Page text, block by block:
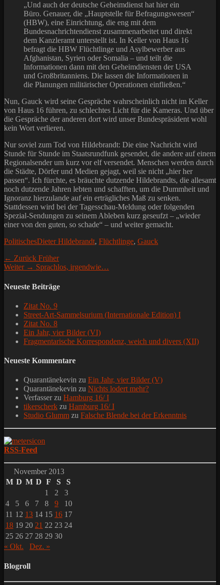
„Und auch der deutsche Geheimdienst hat hier ein
Büro. Genauer, die „Hauptstelle für Befragungswesen“
(HBW), eine Einrichtung, die eng mit dem
Bundesnachrichtendienst zusammenarbeitet und direkt
dem Kanzleramt unterstellt ist. In Keller von Haus 16
befragt die HBW Flüchtlinge und Asylbewerber aus
Afghanistan, Syrien oder Somalia – und teilt die
Informationen dann mit den Geheimdiensten der USA
und Großbritanniens. Die lassen die Informationen in
die Planungen militärischer Operationen einfließen.“
Nun, Gauck wird seine Gespräche wahrscheinlich nicht im Keller
von Haus 16 führen, zu schlechtes Licht für die Kameras. Und über
die Gespräche der anderen dort wird unser Bundespräsident wohl
kein Wort verlieren.
Nur soviel zum Tod von Hildebrandt: Die eine Nachricht wird
Stunde für Stunde im Staatsrundfunk gesendet, die andere auf einem
Regionalsender um kurz vor elf versendet. Menschen werden durch
die Städte, Dörfer und Medien gejagt, weil sie nicht „hier her
passen“. Ich fürchte, es bräuchte dutzende Hildebrandts, die allesamt
noch dutzende Jahren lebten und schafften, um die Dummheit und
Ignoranz hierzulande auf ein erträgliches Maß zu senken.
Stattdessen wird bei der Tagesschau-Meldung oder folgenden
Spezial-Sendungen zu seinem Ableben kurz geseufzt – „wieder
einer von den guten, so schade“ – und weiter gemacht.
Kategorien
PolitischesSchlagworte
Dieter Hildebrandt, Flüchtlinge, Gauck
Beitragsnavigation
← Zurück Vorheriger
Beitrag:
Früher
Weiter → Nächster
Sprachlos, irgendwie…
Neueste Beiträge
Zitat No. 9
Street-Art-Sammelsurium (Internationale Edition) I
Zitat No. 8
Ein Jahr, vier Bilder (VI)
Fragmentarische Korrespondenz, weich und divers (XII)
Neueste Kommentare
Quarantänekevin zu Ein Jahr, vier Bilder (V)
Quarantänekevin zu Nichts lodert mehr?
Verfasserzu Hamburg 16/ I
tikerscherk zu Hamburg 16/ I
Studio Glumm zu Falsche Blende bei der Erkenntnis
RSS-Feed
November 2013
M D M D F S
S
1
2
3
4
5 6 7 8 9
10
11 12 13 14 15 16 17
18 19 20 21 22 23 24
25 26 27 28 29 30
« Okt.
Dez. »
Blogroll